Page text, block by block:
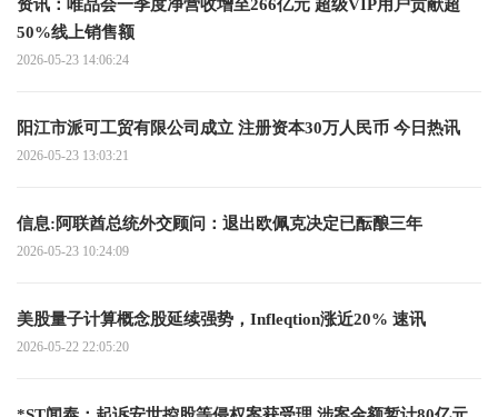
资讯：唯品会一季度净营收增至266亿元 超级VIP用户贡献超
50%线上销售额
2026-05-23 14:06:24
阳江市派可工贸有限公司成立 注册资本30万人民币 今日热讯
2026-05-23 13:03:21
信息:阿联酋总统外交顾问：退出欧佩克决定已酝酿三年
2026-05-23 10:24:09
美股量子计算概念股延续强势，Infleqtion涨近20% 速讯
2026-05-22 22:05:20